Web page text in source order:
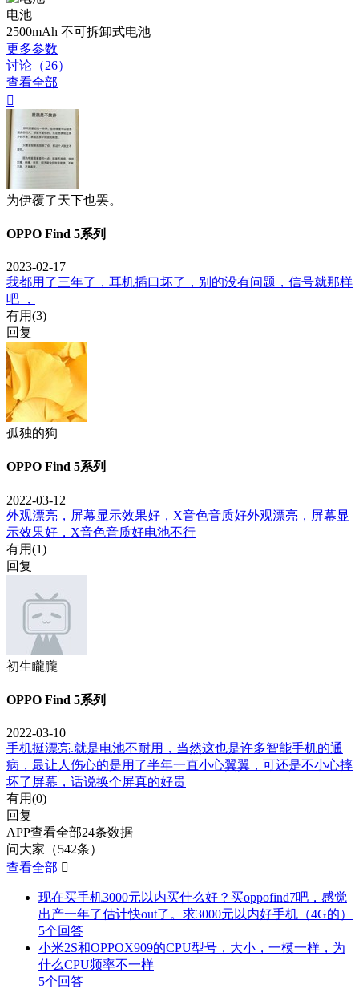
电池
2500mAh 不可拆卸式电池
更多参数
讨论（26）
查看全部

为伊覆了天下也罢。
OPPO Find 5系列
2023-02-17
我都用了三年了，耳机插口坏了，别的没有问题，信号就那样
吧 ，
有用(3)
回复
孤独的狗
OPPO Find 5系列
2022-03-12
外观漂亮，屏幕显示效果好，X音色音质好外观漂亮，屏幕显
示效果好，X音色音质好电池不行
有用(1)
回复
初生矓朧
OPPO Find 5系列
2022-03-10
手机挺漂亮.就是电池不耐用，当然这也是许多智能手机的通
病，最让人伤心的是用了半年一直小心翼翼，可还是不小心摔
坏了屏幕，话说换个屏真的好贵
有用(0)
回复
APP查看全部24条数据
问大家（542条）
查看全部 
现在买手机3000元以内买什么好？买oppofind7吧，感觉
出产一年了估计快out了。求3000元以内好手机（4G的）
5个回答
小米2S和OPPOX909的CPU型号，大小，一模一样，为
什么CPU频率不一样
5个回答